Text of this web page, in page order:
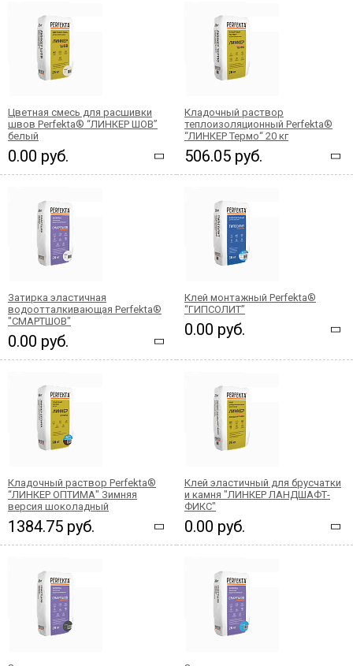
Цветная смесь для расшивки
швов Perfekta® “ЛИНКЕР ШОВ”
белый
0.00 руб.
Кладочный раствор
теплоизоляционный Perfekta®
“ЛИНКЕР Термо“ 20 кг
506.05 руб.
Затирка эластичная
водоотталкивающая Perfekta®
"СМАРТШОВ"
0.00 руб.
Клей монтажный Perfekta®
“ГИПСОЛИТ”
0.00 руб.
Кладочный раствор Perfekta®
“ЛИНКЕР ОПТИМА" Зимняя
версия шоколадный
1384.75 руб.
Клей эластичный для брусчатки
и камня "ЛИНКЕР ЛАНДШАФТ-
ФИКС"
0.00 руб.